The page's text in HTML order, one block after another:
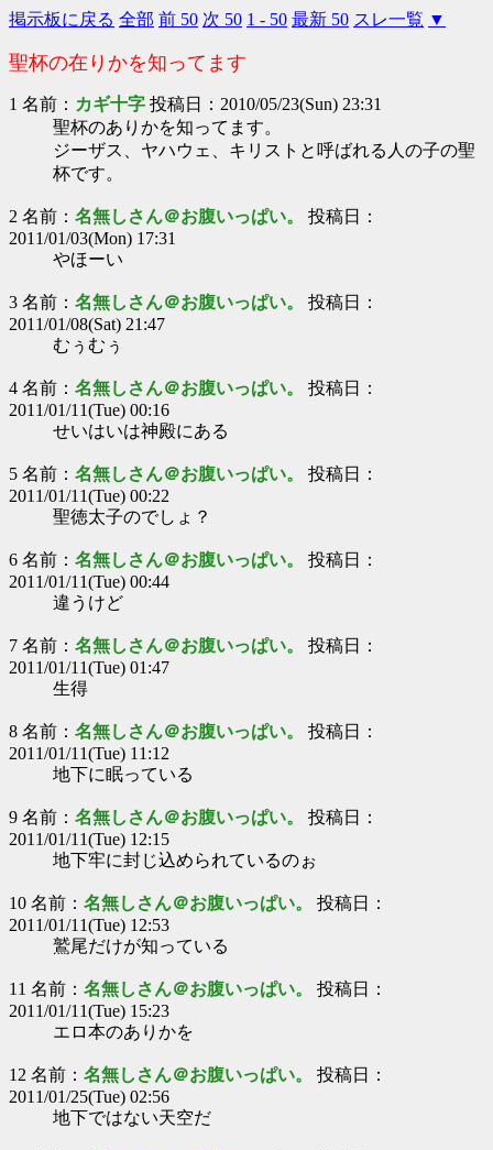
掲示板に戻る 全部 前 50 次 50 1 - 50 最新 50 スレ一覧 ▼
聖杯の在りかを知ってます
1 名前： カギ十字 投稿日：2010/05/23(Sun) 23:31
聖杯のありかを知ってます。
ジーザス、ヤハウェ、キリストと呼ばれる人の子の聖
杯です。
2 名前： 名無しさん＠お腹いっぱい。 投稿日：
2011/01/03(Mon) 17:31
やほーい
3 名前： 名無しさん＠お腹いっぱい。 投稿日：
2011/01/08(Sat) 21:47
むぅむぅ
4 名前： 名無しさん＠お腹いっぱい。 投稿日：
2011/01/11(Tue) 00:16
せいはいは神殿にある
5 名前： 名無しさん＠お腹いっぱい。 投稿日：
2011/01/11(Tue) 00:22
聖徳太子のでしょ？
6 名前： 名無しさん＠お腹いっぱい。 投稿日：
2011/01/11(Tue) 00:44
違うけど
7 名前： 名無しさん＠お腹いっぱい。 投稿日：
2011/01/11(Tue) 01:47
生得
8 名前： 名無しさん＠お腹いっぱい。 投稿日：
2011/01/11(Tue) 11:12
地下に眠っている
9 名前： 名無しさん＠お腹いっぱい。 投稿日：
2011/01/11(Tue) 12:15
地下牢に封じ込められているのぉ
10 名前： 名無しさん＠お腹いっぱい。 投稿日：
2011/01/11(Tue) 12:53
鷲尾だけが知っている
11 名前： 名無しさん＠お腹いっぱい。 投稿日：
2011/01/11(Tue) 15:23
エロ本のありかを
12 名前： 名無しさん＠お腹いっぱい。 投稿日：
2011/01/25(Tue) 02:56
地下ではない天空だ